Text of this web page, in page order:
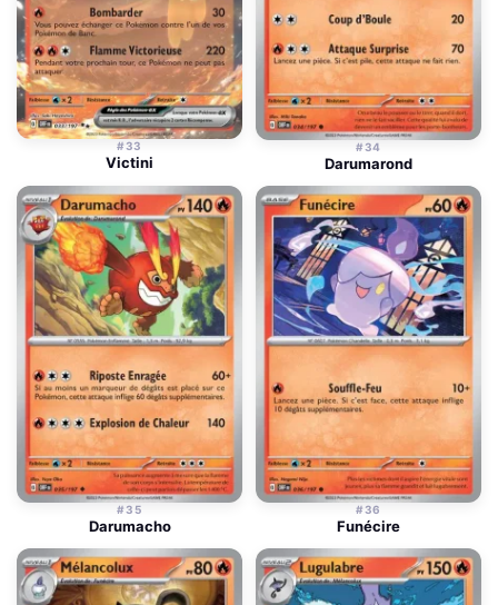
#33
Victini
#34
Darumarond
#35
Darumacho
#36
Funécire